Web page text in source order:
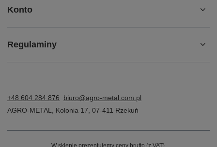
Konto
Regulaminy
+48 604 284 876
biuro@agro-metal.com.pl
AGRO-METAL
Kolonia 17 07-411 Rzekuń
W sklepie prezentujemy ceny brutto (z VAT).